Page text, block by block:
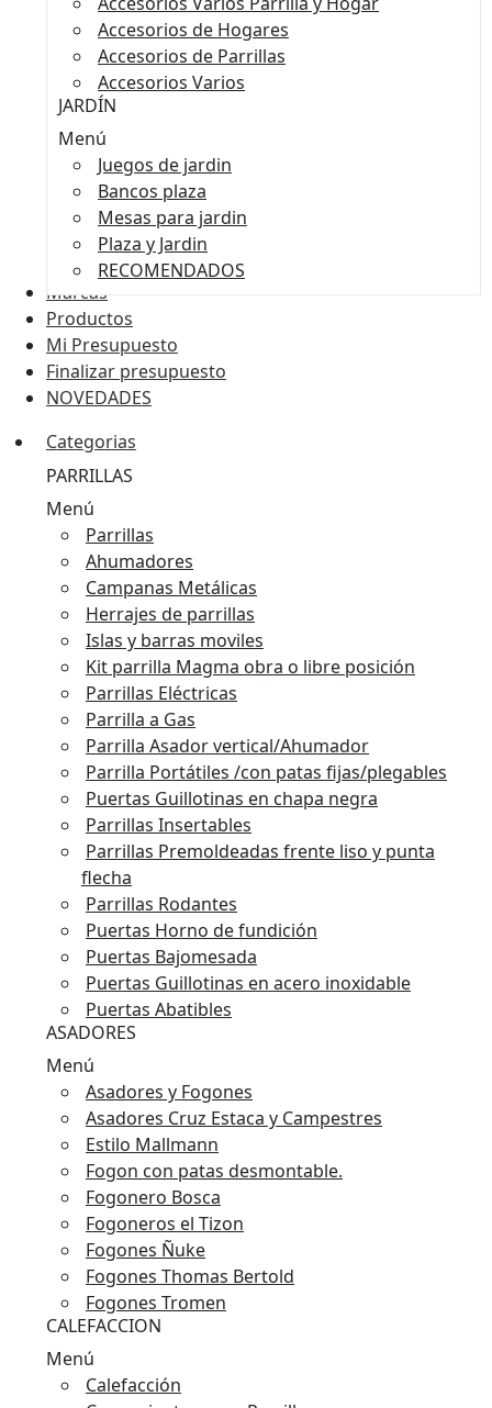
Accesorios de Hogares
Accesorios de Parrillas
Accesorios Varios
JARDÍN
Menú
Juegos de jardin
Bancos plaza
Mesas para jardin
Plaza y Jardin
RECOMENDADOS
Marcas
Productos
Mi Presupuesto
Finalizar presupuesto
NOVEDADES
Categorias
PARRILLAS
Menú
Parrillas
Ahumadores
Campanas Metálicas
Herrajes de parrillas
Islas y barras moviles
Kit parrilla Magma obra o libre posición
Parrillas Eléctricas
Parrilla a Gas
Parrilla Asador vertical/Ahumador
Parrilla Portátiles /con patas fijas/plegables
Puertas Guillotinas en chapa negra
Parrillas Insertables
Parrillas Premoldeadas frente liso y punta
flecha
Parrillas Rodantes
Puertas Horno de fundición
Puertas Bajomesada
Puertas Guillotinas en acero inoxidable
Puertas Abatibles
ASADORES
Menú
Asadores y Fogones
Asadores Cruz Estaca y Campestres
Estilo Mallmann
Fogon con patas desmontable.
Fogonero Bosca
Fogoneros el Tizon
Fogones Ñuke
Fogones Thomas Bertold
Fogones Tromen
CALEFACCION
Menú
Calefacción